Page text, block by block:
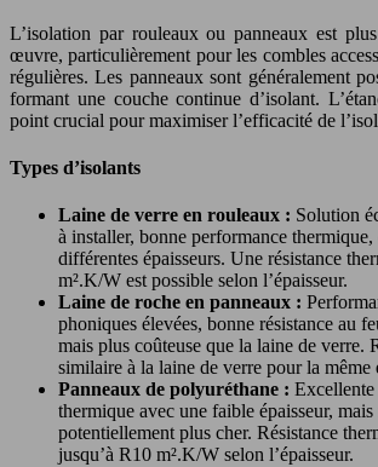
L’isolation par rouleaux ou panneaux est
œuvre, particulièrement pour les combles
régulières. Les panneaux sont généralement
formant une couche continue d’isolant.
point crucial pour maximiser l’efficacité de
Types d’isolants
Laine de verre en rouleaux : Solution
à installer, bonne performance
différentes épaisseurs. Une résistance
m².K/W est possible selon l’épaisseur.
Laine de roche en panneaux :
phoniques élevées, bonne résistance au
mais plus coûteuse que la laine de verre.
similaire à la laine de verre pour la même
Panneaux de polyuréthane :
thermique avec une faible épaisseur,
potentiellement plus cher. Résistance
jusqu’à R10 m².K/W selon l’épaisseur.